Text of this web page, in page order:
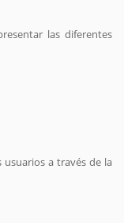
las diferentes
a través de la